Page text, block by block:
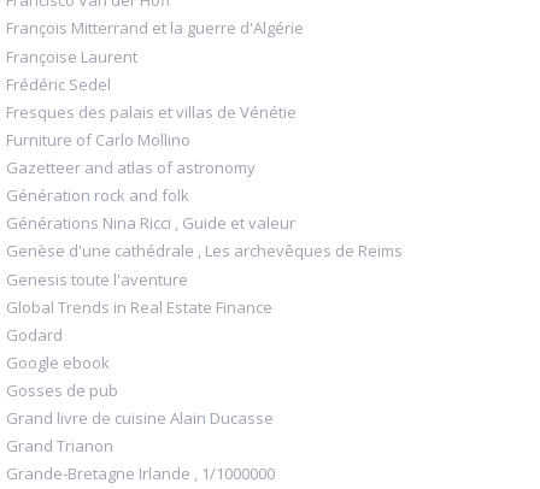
François Mitterrand et la guerre d'Algérie
Françoise Laurent
Frédéric Sedel
Fresques des palais et villas de Vénétie
Furniture of Carlo Mollino
Gazetteer and atlas of astronomy
Génération rock and folk
Générations Nina Ricci , Guide et valeur
Genèse d'une cathédrale , Les archevêques de Reims
Genesis toute l'aventure
Global Trends in Real Estate Finance
Godard
Google ebook
Gosses de pub
Grand livre de cuisine Alain Ducasse
Grand Trianon
Grande-Bretagne Irlande , 1/1000000